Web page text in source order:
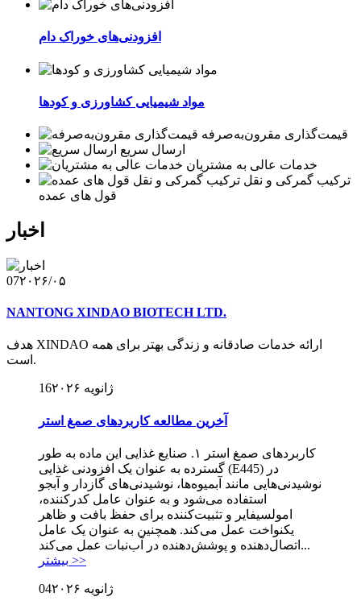
افزودنی‌های خوراک دام
مواد شیمیایی کشاورزی و کودها
قیمت‌گذاری مقرون‌به‌صرفه
ارسال سریع
خدمات عالی به مشتریان
ترکیب گمرکی و نقل
قول های عمده
اخبار
07۲۰۲۶/۰۵
NANTONG XINDAO BIOTECH LTD.
هدف XINDAO ارائه خدمات صادقانه و زندگی بهتر برای همه
است.
16 ژانویه ۲۰۲۶
آخرین مطالعه کاربردهای صمغ استر
کاربردهای صمغ استر ۱. صنایع غذایی این ماده به طور
گسترده به عنوان یک افزودنی غذایی (E445) در
نوشیدنی‌هایی مانند آبمیوه‌ها، نوشیدنی‌های گازدار و آبجو
استفاده می‌شود و به عنوان عامل کدرکننده،
امولسیفایر و تثبیت‌کننده برای حفظ بافت و ظاهر
یکنواخت عمل می‌کند. همچنین به عنوان یک عامل
اتصال‌دهنده و پوشش‌دهنده در آب‌نبات عمل می‌کند...
بیشتر >>
04 ژانویه ۲۰۲۶